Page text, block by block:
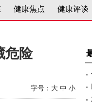
健康焦点 健康评谈
危险
字号： 大 中 小